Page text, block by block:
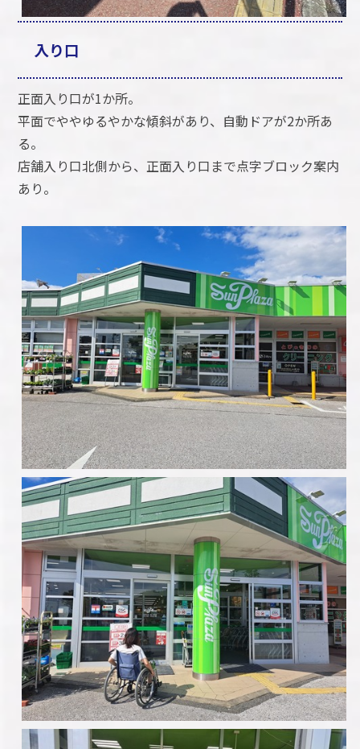
入り口
正面入り口が1か所。
平面でややゆるやかな傾斜があり、自動ドアが2か所あ
る。
店舗入り口北側から、正面入り口まで点字ブロック案内
あり。